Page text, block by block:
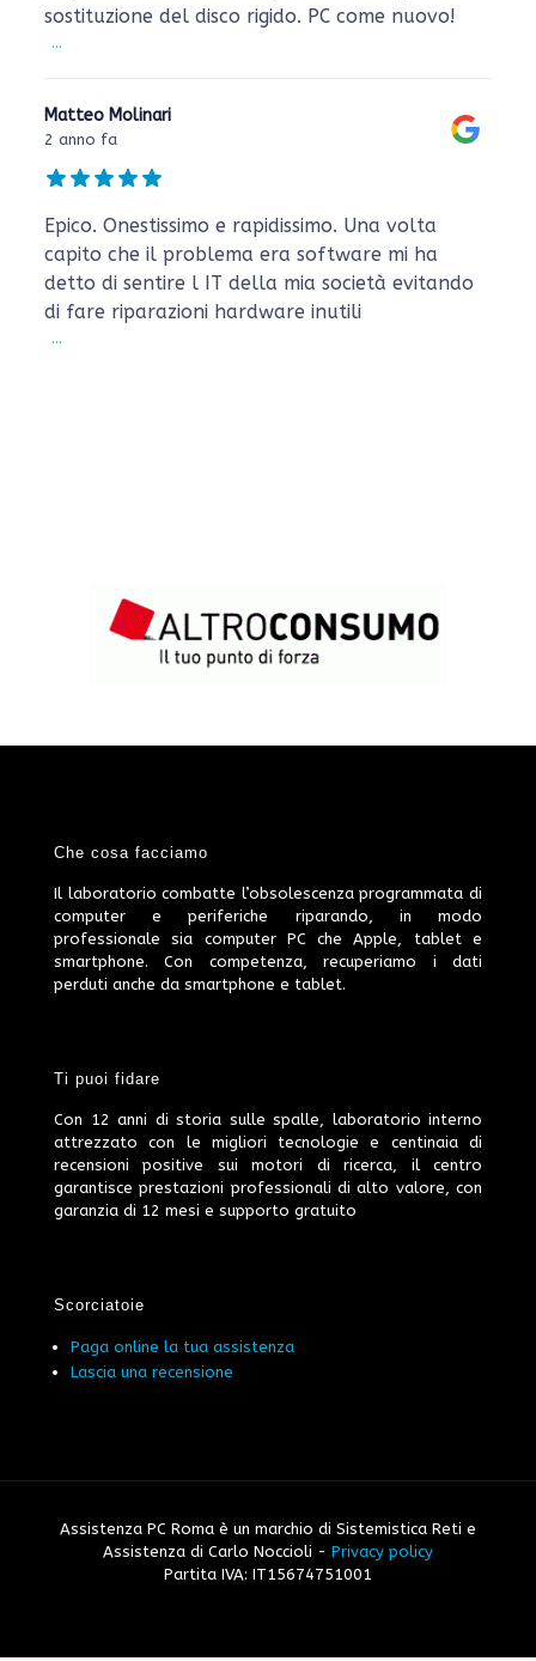
sostituzione del disco rigido. PC come nuovo!
...
Matteo Molinari
2 anno fa
Epico. Onestissimo e rapidissimo. Una volta
capito che il problema era software mi ha
detto di sentire l IT della mia società evitando
di fare riparazioni hardware inutili
...
Che cosa facciamo
Il laboratorio combatte l’obsolescenza programmata di
computer e periferiche riparando, in modo
professionale sia computer PC che Apple, tablet e
smartphone. Con competenza, recuperiamo i dati
perduti anche da smartphone e tablet.
Ti puoi fidare
Con 12 anni di storia sulle spalle, laboratorio interno
attrezzato con le migliori tecnologie e centinaia di
recensioni positive sui motori di ricerca, il centro
garantisce prestazioni professionali di alto valore, con
garanzia di 12 mesi e supporto gratuito
Scorciatoie
Paga online la tua assistenza
Lascia una recensione
Assistenza PC Roma è un marchio di Sistemistica Reti e
Assistenza di Carlo Noccioli - Privacy policy
Partita IVA: IT15674751001